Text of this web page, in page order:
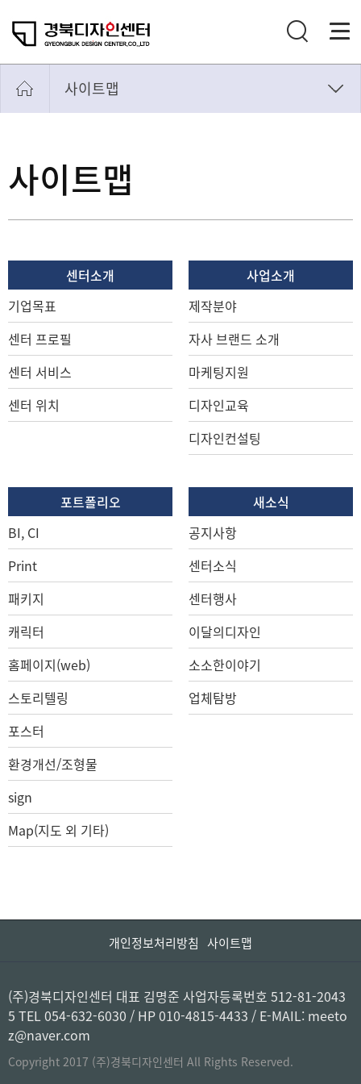
사이트맵
사이트맵
사이트맵
센터소개
기업목표
센터 프로필
센터 서비스
센터 위치
사업소개
제작분야
자사 브랜드 소개
마케팅지원
디자인교육
디자인컨설팅
포트폴리오
BI, CI
Print
패키지
캐릭터
홈페이지(web)
스토리텔링
포스터
환경개선/조형물
sign
Map(지도 외 기타)
새소식
공지사항
센터소식
센터행사
이달의디자인
소소한이야기
업체탐방
개인정보처리방침 사이트맵
(주)경북디자인센터 대표 김명준 사업자등록번호 512-81-2043
5 TEL 054-632-6030 / HP 010-4815-4433 / E-MAIL: meeto
z@naver.com
Copyright 2017 (주)경북디자인센터 All Rights Reserved.